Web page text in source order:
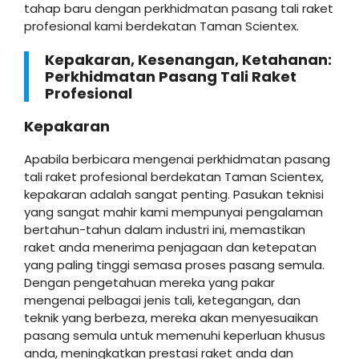
tahap baru dengan perkhidmatan pasang tali raket
profesional kami berdekatan Taman Scientex.
Kepakaran, Kesenangan, Ketahanan:
Perkhidmatan Pasang Tali Raket
Profesional
Kepakaran
Apabila berbicara mengenai perkhidmatan pasang
tali raket profesional berdekatan Taman Scientex,
kepakaran adalah sangat penting. Pasukan teknisi
yang sangat mahir kami mempunyai pengalaman
bertahun-tahun dalam industri ini, memastikan
raket anda menerima penjagaan dan ketepatan
yang paling tinggi semasa proses pasang semula.
Dengan pengetahuan mereka yang pakar
mengenai pelbagai jenis tali, ketegangan, dan
teknik yang berbeza, mereka akan menyesuaikan
pasang semula untuk memenuhi keperluan khusus
anda, meningkatkan prestasi raket anda dan